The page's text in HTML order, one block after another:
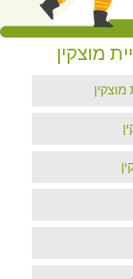
מוצקין‏